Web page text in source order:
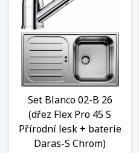
Set Blanco 02-B 26
(dřez Flex Pro 45 S
Přírodní lesk + baterie
Daras-S Chrom)